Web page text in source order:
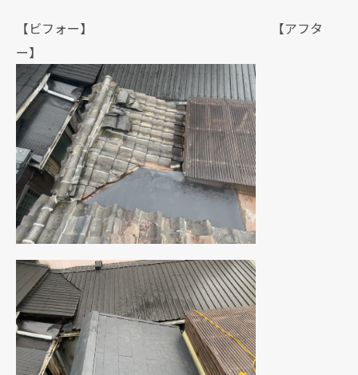
【ビフォー】 【アフタ
ー】